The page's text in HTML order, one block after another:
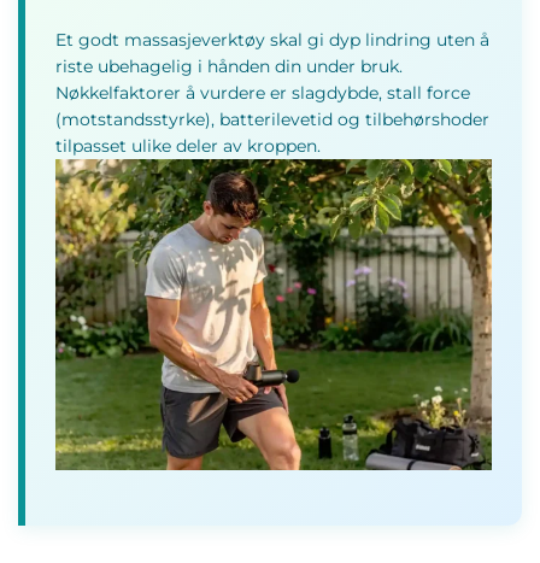
Et godt massasjeverktøy skal gi dyp lindring uten å
riste ubehagelig i hånden din under bruk.
Nøkkelfaktorer å vurdere er slagdybde, stall force
(motstandsstyrke), batterilevetid og tilbehørshoder
tilpasset ulike deler av kroppen.